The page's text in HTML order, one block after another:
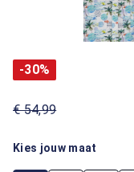
-30%
€ 54,99
Kies jouw maat